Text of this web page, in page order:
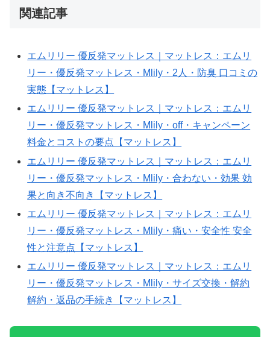
mini;
12T09:32:15Z;
slug=emuriri-
you-
famattoresu-
reviews-
6df7c4
関連記事
エムリリー 優反発マットレス｜マットレス：エムリ
リー・優反発マットレス・Mlily・2人・防臭 口コミの
実態【マットレス】
エムリリー 優反発マットレス｜マットレス：エムリ
リー・優反発マットレス・Mlily・off・キャンペーン
料金とコストの要点【マットレス】
エムリリー 優反発マットレス｜マットレス：エムリ
リー・優反発マットレス・Mlily・合わない・効果 効
果と向き不向き【マットレス】
エムリリー 優反発マットレス｜マットレス：エムリ
リー・優反発マットレス・Mlily・痛い・安全性 安全
性と注意点【マットレス】
エムリリー 優反発マットレス｜マットレス：エムリ
リー・優反発マットレス・Mlily・サイズ交換・解約
解約・返品の手続き【マットレス】